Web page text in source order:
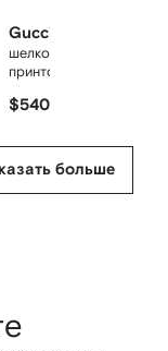
Gucci
шелковый платок с
принтом
$540
больше